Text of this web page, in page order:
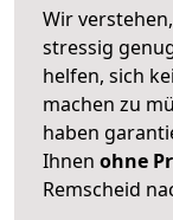
Wir
stressig
helfen, sich
machen zu
haben
Ihnen ohne
Remscheid